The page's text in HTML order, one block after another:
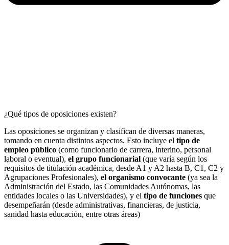
¿Qué tipos de oposiciones existen?
Las oposiciones se organizan y clasifican de diversas maneras,
tomando en cuenta distintos aspectos. Esto incluye el tipo de
empleo público (como funcionario de carrera, interino, personal
laboral o eventual), el grupo funcionarial (que varía según los
requisitos de titulación académica, desde A1 y A2 hasta B, C1, C2 y
Agrupaciones Profesionales), el organismo convocante (ya sea la
Administración del Estado, las Comunidades Autónomas, las
entidades locales o las Universidades), y el tipo de funciones que
desempeñarán (desde administrativas, financieras, de justicia,
sanidad hasta educación, entre otras áreas)